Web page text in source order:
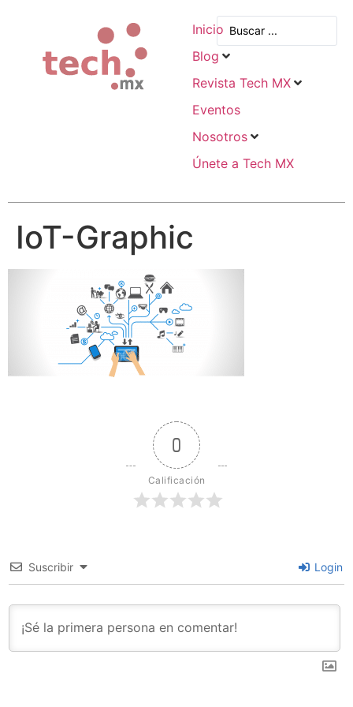
Inicio
Blog
Revista Tech MX
Eventos
Nosotros
Únete a Tech MX
IoT-Graphic
0
Calificación
Suscribir Login